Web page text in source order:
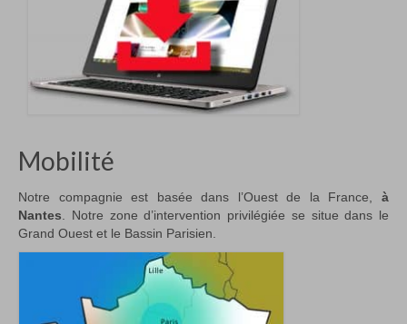
Mobilité
Notre compagnie est basée dans l’Ouest de la France, à
Nantes . Notre zone d’intervention privilégiée se situe dans le
Grand Ouest et le Bassin Parisien.